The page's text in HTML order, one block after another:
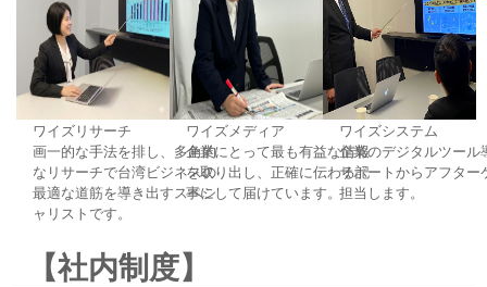
ワイズリサーチ
画一的な手法を排し、多角的
なリサーチで台湾ビジネスの
最適な道筋を導き出すスペシ
ャリストです。
ワイズメディア
企業にとって最も有益な情報
を取り出し、正確に伝わる記
事にして届けています。
ワイズシステム
企業のデジタルツール
サポートからアフター
担当します。
【社内制度】